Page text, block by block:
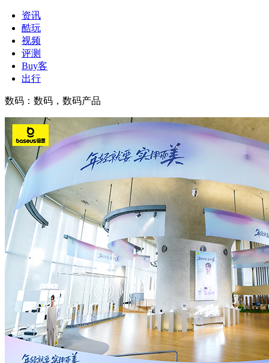
资讯
酷玩
视频
评测
Buy客
出行
数码 ： 数码，数码产品